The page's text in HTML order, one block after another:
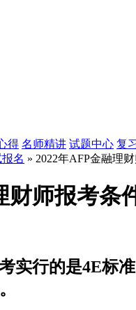
得 名师精讲 试题中心 复
名 » 2022年AFP金融理
财师报考条
实行的是4E标